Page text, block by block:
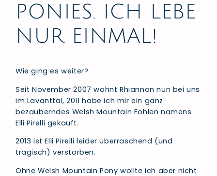
PONIES. ICH LEBE
NUR EINMAL!
Wie ging es weiter?
Seit November 2007 wohnt Rhiannon nun bei uns
im Lavanttal, 2011 habe ich mir ein ganz
bezauberndes Welsh Mountain Fohlen namens
Elli Pirelli gekauft.
2013 ist Elli Pirelli leider überraschend (und
tragisch) verstorben.
Ohne Welsh Mountain Pony wollte ich aber nicht